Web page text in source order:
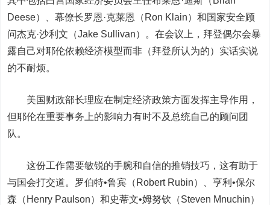
Deese）、幕僚长罗恩·克莱恩（Ron Klain）和国家安全顾
问杰克·沙利文（Jake Sullivan）。在会议上，拜登偶尔会暴
露自己对耶伦依赖经济模型而非（拜登所认为的）实话实说
的不耐烦。
美国财政部长理应在制定经济政策方面发挥主导作用，
但耶伦在重要事务上的影响力有时不及总统自己的顾问团
队。
这份工作需要敏锐的手腕和自信的推销技巧，这有助于
与国会打交道。罗伯特•鲁宾（Robert Rubin）、亨利•保尔
森（Henry Paulson）和史蒂文•姆努钦（Steven Mnuchin）